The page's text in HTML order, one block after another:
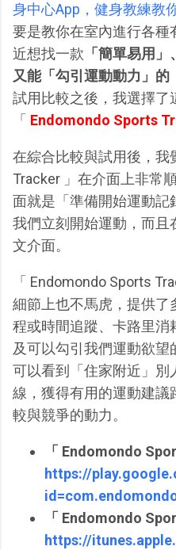
身中心App，健身教練教
要是教你在室內進行各種
近想找一款 「簡單易用
又能「勾引運動動力」的
試用比較之後，我選擇了
「 Endomondo Sports
在綜合比較與試用後，我
Tracker 」在介面上非常
面就是「準備開始運動記
我們立刻開始運動，而且
文介面。
「 Endomondo Sports
細節上也不馬虎，提供了
程或時間追蹤、卡路里消
及可以勾引我們運動欲
可以看到「住家附近」別
線，獲得有用的運動建議
較與競爭的動力。
「 Endomondo
https://
「 Endomondo
https://